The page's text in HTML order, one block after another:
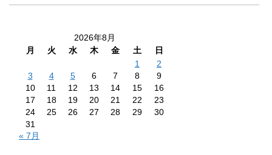
2026年8月
月
火 水 木 金 土
日
1
2
3
4 5 6 7 8
9
10
11 12 13 14 15
16
17
18 19 20 21 22
23
24
25 26 27 28 29
30
31
« 7月